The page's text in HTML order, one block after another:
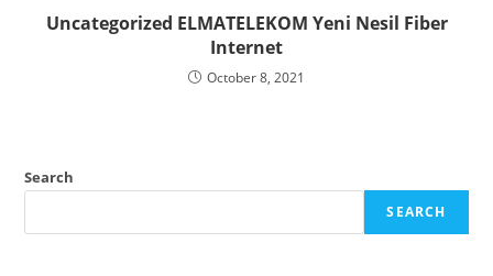
Uncategorized ELMATELEKOM Yeni Nesil Fiber
Internet
October 8, 2021
Search
SEARCH